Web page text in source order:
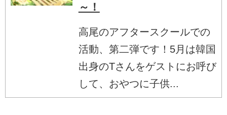
～！
高尾のアフタースクールでの
活動、第二弾です！5月は韓国
出身のTさんをゲストにお呼び
して、おやつに子供...